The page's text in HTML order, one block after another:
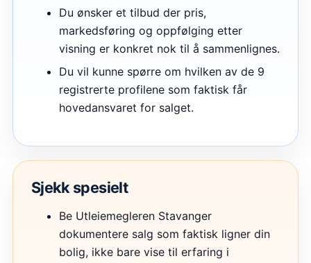
Du ønsker et tilbud der pris,
markedsføring og oppfølging etter
visning er konkret nok til å sammenlignes.
Du vil kunne spørre om hvilken av de 9
registrerte profilene som faktisk får
hovedansvaret for salget.
Sjekk spesielt
Be Utleiemegleren Stavanger
dokumentere salg som faktisk ligner din
bolig, ikke bare vise til erfaring i